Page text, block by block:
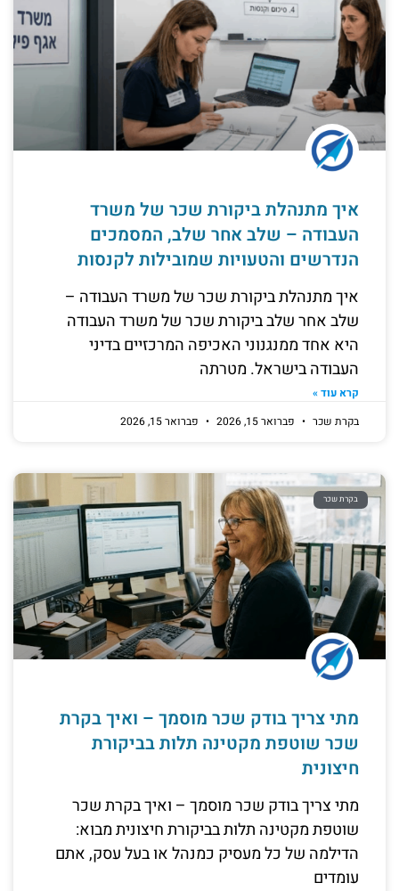
איך מתנהלת ביקורת שכר של משרד
העבודה – שלב אחר שלב, המסמכים
הנדרשים והטעויות שמובילות לקנסות
איך מתנהלת ביקורת שכר של משרד העבודה –
שלב אחר שלב ביקורת שכר של משרד העבודה
היא אחד ממנגנוני האכיפה המרכזיים בדיני
העבודה בישראל. מטרתה
קרא עוד »
בקרת שכר
פברואר 15, 2026 פברואר 15, 2026
בקרת שכר
מתי צריך בודק שכר מוסמך – ואיך בקרת
שכר שוטפת מקטינה תלות בביקורת
חיצונית
מתי צריך בודק שכר מוסמך – ואיך בקרת שכר
שוטפת מקטינה תלות בביקורת חיצונית מבוא:
הדילמה של כל מעסיק כמנהל או בעל עסק, אתם
עומדים